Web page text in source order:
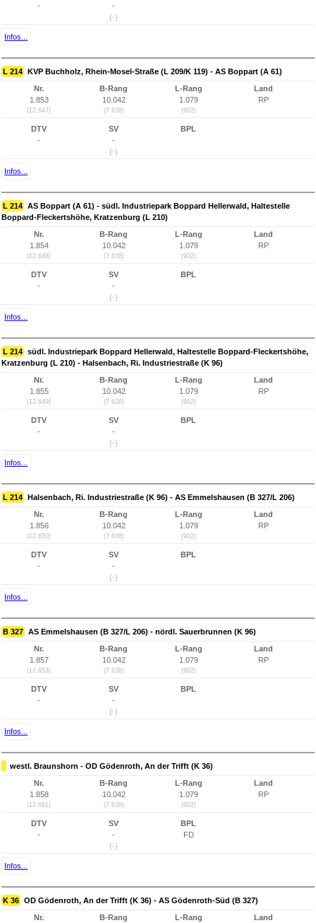
-
-
(-)
Infos...
L 214 KVP Buchholz, Rhein-Mosel-Straße (L 209/K 119) - AS Boppart (A 61)
Nr.
1.853
(12.647)
B-Rang
10.042
(7.638)
L-Rang
1.079
(902)
Land
RP
DTV
-
SV
-
(-)
BPL
Infos...
L 214 AS Boppart (A 61) - südl. Industriepark Boppard Hellerwald, Haltestelle
Boppard-Fleckertshöhe, Kratzenburg (L 210)
Nr.
1.854
(12.648)
B-Rang
10.042
(7.638)
L-Rang
1.079
(902)
Land
RP
DTV
-
SV
-
(-)
BPL
Infos...
L 214 südl. Industriepark Boppard Hellerwald, Haltestelle Boppard-Fleckertshöhe,
Kratzenburg (L 210) - Halsenbach, Ri. Industriestraße (K 96)
Nr.
1.855
(12.649)
B-Rang
10.042
(7.638)
L-Rang
1.079
(902)
Land
RP
DTV
-
SV
-
(-)
BPL
Infos...
L 214 Halsenbach, Ri. Industriestraße (K 96) - AS Emmelshausen (B 327/L 206)
Nr.
1.856
(12.650)
B-Rang
10.042
(7.638)
L-Rang
1.079
(902)
Land
RP
DTV
-
SV
-
(-)
BPL
Infos...
B 327 AS Emmelshausen (B 327/L 206) - nördl. Sauerbrunnen (K 96)
Nr.
1.857
(12.653)
B-Rang
10.042
(7.638)
L-Rang
1.079
(902)
Land
RP
DTV
-
SV
-
(-)
BPL
Infos...
westl. Braunshorn - OD Gödenroth, An der Trifft (K 36)
Nr.
1.858
(12.661)
B-Rang
10.042
(7.638)
L-Rang
1.079
(902)
Land
RP
DTV
-
SV
-
(-)
BPL
FD
Infos...
K 36 OD Gödenroth, An der Trifft (K 36) - AS Gödenroth-Süd (B 327)
Nr.
B-Rang
L-Rang
Land